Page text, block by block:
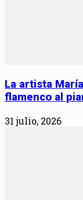
La artista
flamenco al
31 julio, 2026